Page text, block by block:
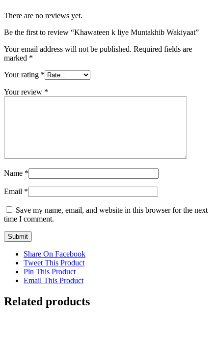
There are no reviews yet.
Be the first to review “Khawateen k liye Muntakhib Wakiyaat”
Your email address will not be published. Required fields are
marked *
Your rating *
Your review *
Name *
Email *
Save my name, email, and website in this browser for the next
time I comment.
Share On Facebook
Tweet This Product
Pin This Product
Email This Product
Related products